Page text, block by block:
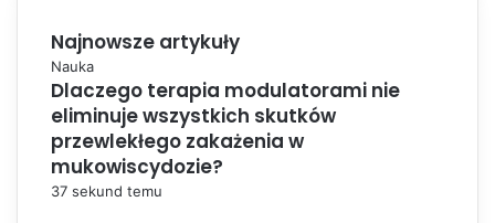
Najnowsze artykuły
Nauka
Dlaczego terapia modulatorami nie
eliminuje wszystkich skutków
przewlekłego zakażenia w
mukowiscydozie?
37 sekund temu